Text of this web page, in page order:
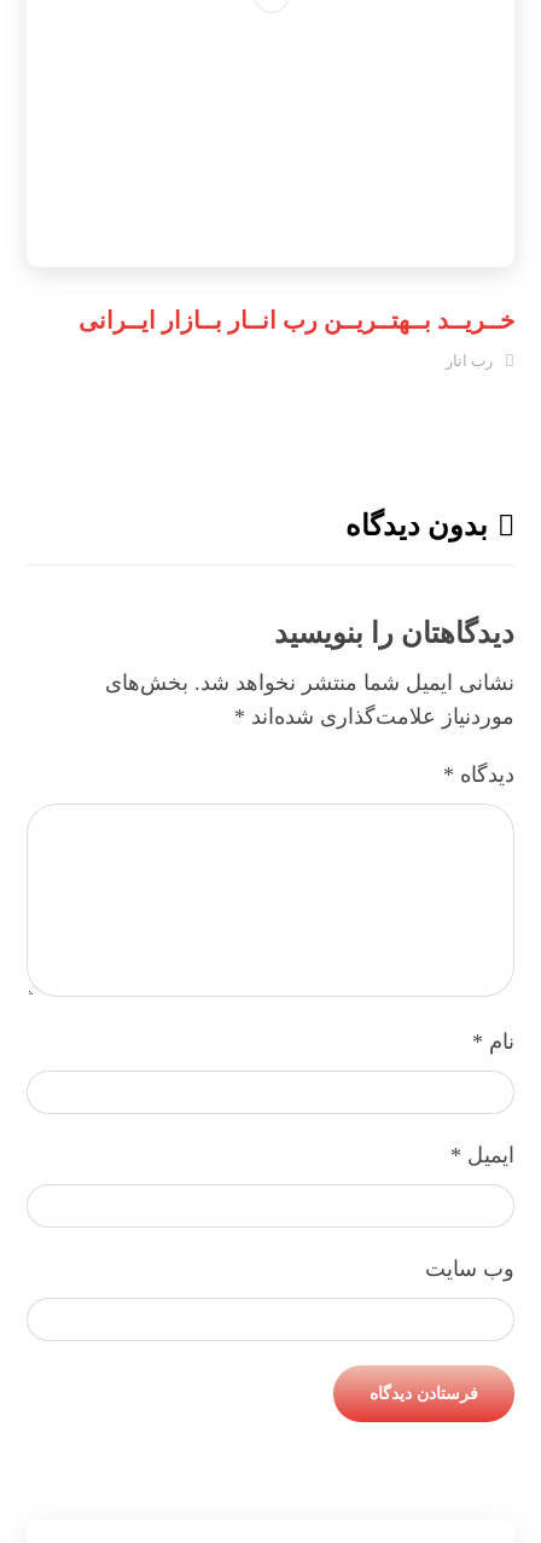
خــریــد بــهتــریــن رب انــار بــازار ایــرانی
رب انار
بدون دیدگاه
دیدگاهتان را بنویسید
نشانی ایمیل شما منتشر نخواهد شد. بخش‌های
موردنیاز علامت‌گذاری شده‌اند *
دیدگاه *
نام *
ایمیل *
وب‌ سایت